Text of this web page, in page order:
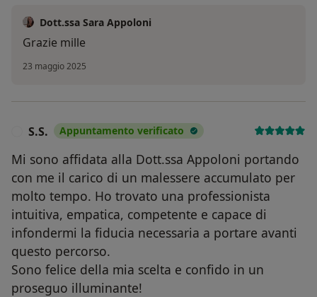
Dott.ssa Sara Appoloni
Grazie mille
23 maggio 2025
S.S. Appuntamento verificato
Mi sono affidata alla Dott.ssa Appoloni portando
con me il carico di un malessere accumulato per
molto tempo. Ho trovato una professionista
intuitiva, empatica, competente e capace di
infondermi la fiducia necessaria a portare avanti
questo percorso.
Sono felice della mia scelta e confido in un
proseguo illuminante!